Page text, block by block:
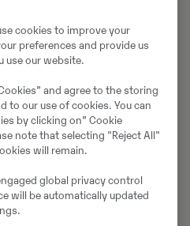
Partner då det ligger
de fyra
i fokus i en bra miljö.
kilometer till Arlanda
från övriga Sverige som
att flyga in över dagen.
på dessa dagar?
för härliga möten, och att
cookies to improve your
preferences and provide us
use our website.
and agree to the storing
to our use of cookies. You can
by clicking on” Cookie
note that selecting "Reject All"
will remain.
global privacy control
will be automatically updated